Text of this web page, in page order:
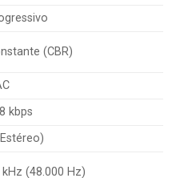
(CBR)
kbps
kHz (48.000 Hz)